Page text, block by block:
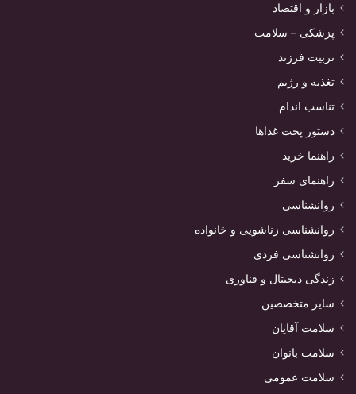
بازار و اقتصاد
پزشکی – سلامت
تربیت فرزند
تغذیه و رژیم
تناسب اندام
دستور پخت غذاها
راهنما خرید
راهنمای سفر
روانشناسی
روانشناسی زناشویی و خانواده
روانشناسی فردی
زندگی دیجیتال و فناوری
سایر متخصصین
سلامت آقایان
سلامت بانوان
سلامت عمومی